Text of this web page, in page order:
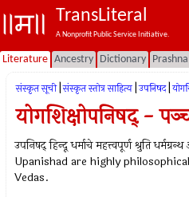
TransLiteral
A Nonprofit Public Service Initiative.
Literature Ancestry Dictionary Prashna
संस्कृत सूची संस्कृत स्तोत्र साहित्य उपनिषद‌
योगशिक्षोपनिषद् -
उपनिषद् हिन्दू धर्माचे महत्त्वपूर्ण श्रुति
Upanishad are highly
Vedas.